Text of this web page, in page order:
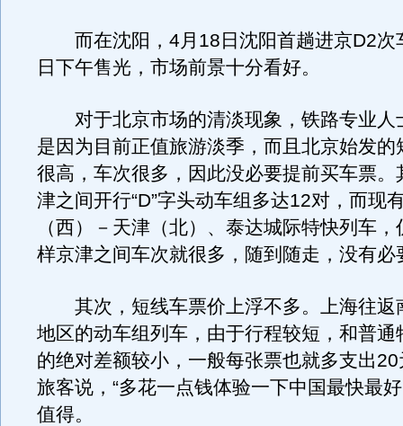
而在沈阳，4月18日沈阳首趟进京D2次
日下午售光，市场前景十分看好。
对于北京市场的清淡现象，铁路专业人
是因为目前正值旅游淡季，而且北京始发的
很高，车次很多，因此没必要提前买车票。
津之间开行“D”字头动车组多达12对，而现
（西）－天津（北）、泰达城际特快列车
样京津之间车次就很多，随到随走，没有必
其次，短线车票价上浮不多。上海往返
地区的动车组列车，由于行程较短，和普通
的绝对差额较小，一般每张票也就多支出
旅客说，“多花一点钱体验一下中国最快最
值得。